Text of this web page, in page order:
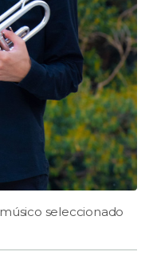
seleccionado